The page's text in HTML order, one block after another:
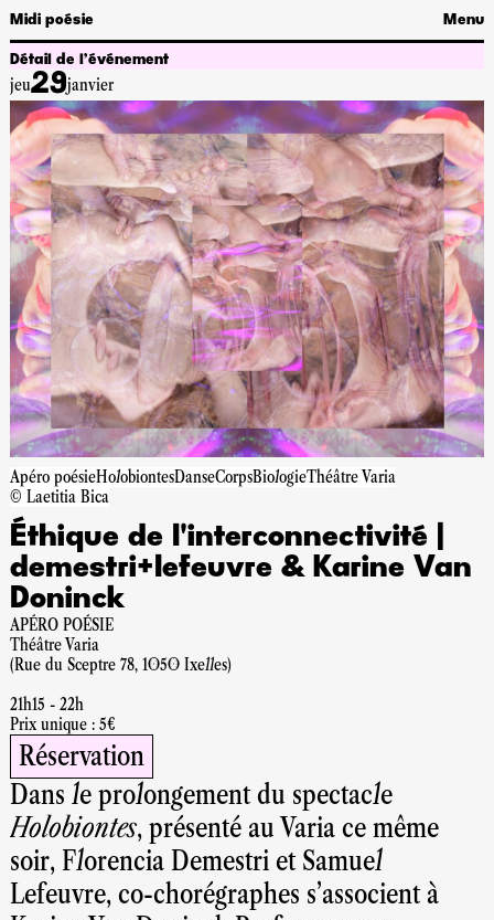
Midi poésie Menu
Détail de l’événement
jeu29janvier
Apéro poésieHolobiontesDanseCorpsBiologieThéâtre Varia
© Laetitia Bica
Éthique de l'interconnectivité |
demestri+lefeuvre & Karine Van
Doninck
APÉRO POÉSIE
Théâtre Varia
(Rue du Sceptre 78, 1050 Ixelles)
21h15 - 22h
Prix unique : 5€
Réservation
Dans le prolongement du spectacle
Holobiontes, présenté au Varia ce même
soir, Florencia Demestri et Samuel
Lefeuvre, co-chorégraphes s’associent à